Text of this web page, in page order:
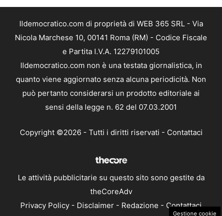
Ildemocratico.com di proprietà di WEB 365 SRL - Via
Nicola Marchese 10, 00141 Roma (RM) - Codice Fiscale
e Partita I.V.A. 12279101005
Ildemocratico.com non è una testata giornalistica, in
quanto viene aggiornato senza alcuna periodicità. Non
può pertanto considerarsi un prodotto editoriale ai
sensi della legge n. 62 del 07.03.2001
Copyright ©2026 - Tutti i diritti riservati - Contattaci
Le attività pubblicitarie su questo sito sono gestite da
theCoreAdv
Privacy Policy - Disclaimer - Redazione - Contattaci
Gestione cookie